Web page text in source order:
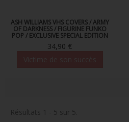
ASH WILLIAMS VHS COVERS / ARMY
OF DARKNESS / FIGURINE FUNKO
POP / EXCLUSIVE SPECIAL EDITION
34,90 €
Résultats 1 - 5 sur 5.